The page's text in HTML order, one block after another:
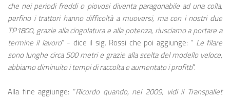
che nei periodi freddi o piovosi diventa paragonabile ad una colla,
perfino i trattori hanno difficoltà a muoversi, ma con i nostri due
TP1800, grazie alla cingolatura e alla potenza, riusciamo a portare a
termine il lavoro” - dice il sig. Rossi che poi aggiunge: “ Le filare
sono lunghe circa 500 metri e grazie alla scelta del modello veloce,
abbiamo diminuito i tempi di raccolta e aumentato i profitti”.
Alla fine aggiunge: “Ricordo quando, nel 2009, vidi il Transpallet